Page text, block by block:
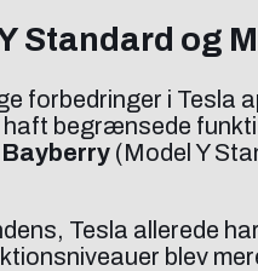
Standard og
forbedringer i Tesla
begrænsede
(Model Y
Tesla allerede
blev